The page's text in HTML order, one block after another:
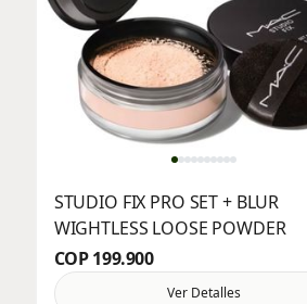
STUDIO FIX PRO SET + BLUR
WIGHTLESS LOOSE POWDER
COP 199.900
Ver Detalles